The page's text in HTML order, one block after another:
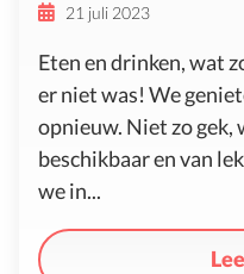
21 juli 2023
Eten en drinken, wat
er niet was! We
opnieuw. Niet zo gek,
beschikbaar en van
we in...